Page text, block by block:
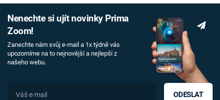
Nenechte si ujít novinky Prima
Zoom!
Zanechte nám svůj e-mail a 1x týdně vás
upozorníme na to nejnovější a nejlepší z
našeho webu.
ODESLAT